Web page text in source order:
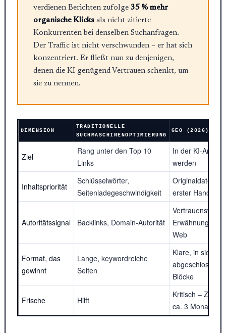
verdienen Berichten zufolge 35 % mehr
organische Klicksals nicht zitierte
Konkurrenten bei denselben Suchanfragen.
Der Traffic ist nicht verschwunden – er hat sich
konzentriert. Er fließt nun zu denjenigen,
denen die KI genügend Vertrauen schenkt, um
sie zu nennen.
DIMENSION
TRADITIONELLE
SUCHMASCHINENOPTIMIERUNG
GEO (2026)
Ziel
Rang unter den Top 10
Links
In der KI-
werden
Inhaltspriorität
Schlüsselwörter,
Seitenladegeschwindigkeit
Originaldaten,
erster Hand
Autoritätssignal Backlinks, Domain-Autorität
Erwähnungen
Web
Format, das
gewinnt
Lange, keywordreiche
Seiten
Klare, in sich
Blöcke
Frische Hilft
Kritisch –
ca. 3 Monaten